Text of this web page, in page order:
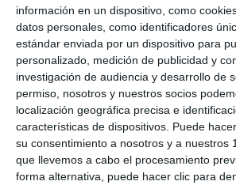
información en un dispositivo, como
datos personales, como identificadores
estándar enviada por un dispositivo para
personalizado, medición de publicidad y
investigación de audiencia y desarrollo de
permiso, nosotros y nuestros socios
localización geográfica precisa e
características de dispositivos. Puede
su consentimiento a nosotros y a nuestros
que llevemos a cabo el procesamiento
forma alternativa, puede hacer clic para